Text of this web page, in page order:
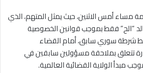
مساء أمس الاثنين، حيث يمثل المتهم، الذي
“الح” فقط بموجب قوانين الخصوصية
شرطة سوري سابق، أمام القضاء
تتعلق بملاحقة مسؤولين سابقين في
مبدأ الولاية القضائية العالمية.